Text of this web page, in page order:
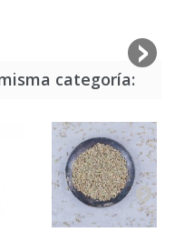
categoría: